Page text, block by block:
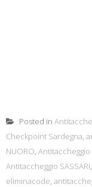
Posted in
Checkpoint Sardegna,
NUORO, Antitaccheggio
Antitaccheggio SASSARI,
eliminacode,